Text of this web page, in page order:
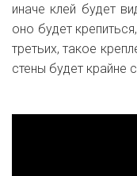
иначе клей будет
оно будет
третьих, такое
стены будет крайне